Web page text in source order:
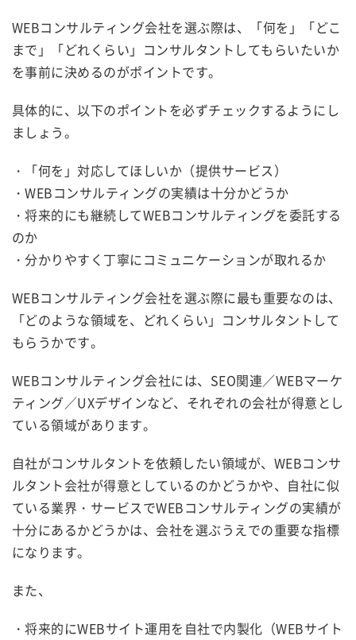
WEBコンサルティング会社を選ぶ際は、「何を」「どこ
まで」「どれくらい」コンサルタントしてもらいたいか
を事前に決めるのがポイントです。
具体的に、以下のポイントを必ずチェックするようにし
ましょう。
・「何を」対応してほしいか（提供サービス）
・WEBコンサルティングの実績は十分かどうか
・将来的にも継続してWEBコンサルティングを委託する
のか
・分かりやすく丁寧にコミュニケーションが取れるか
WEBコンサルティング会社を選ぶ際に最も重要なのは、
「どのような領域を、どれくらい」コンサルタントして
もらうかです。
WEBコンサルティング会社には、SEO関連／WEBマーケ
ティング／UXデザインなど、それぞれの会社が得意とし
ている領域があります。
自社がコンサルタントを依頼したい領域が、WEBコンサ
ルタント会社が得意としているのかどうかや、自社に似
ている業界・サービスでWEBコンサルティングの実績が
十分にあるかどうかは、会社を選ぶうえでの重要な指標
になります。
また、
・将来的にWEBサイト運用を自社で内製化（WEBサイト